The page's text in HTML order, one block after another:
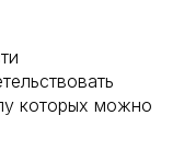
которых можно